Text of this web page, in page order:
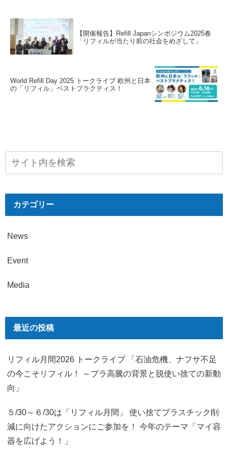
【開催報告】Refill Japanシンポジウム2025春
「リフィルが当たり前の社会をめざして」
World Refill Day 2025 トークライブ 欧州と日本
の「リフィル」ベストプラクティス！
カテゴリー
News
Event
Media
最近の投稿
リフィル月間2026 トークライブ 「石油危機、ナフサ不足
の今こそリフィル！ ～プラ高騰の背景と脱使い捨ての新動
向」
５/30～６/30は「リフィル月間」 使い捨てプラスチック削
減に向けたアクションにご参加を！ 今年のテーマ「マイ容
器を広げよう！」